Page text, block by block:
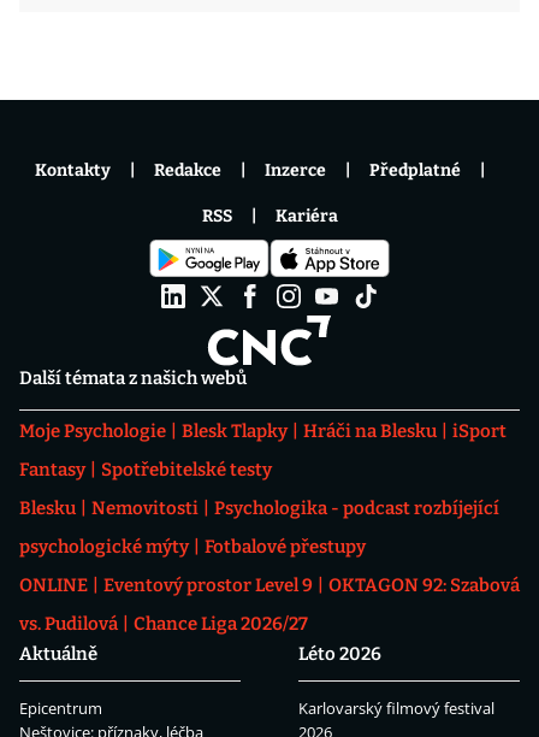
Další témata z našich webů
Moje Psychologie Blesk Tlapky Hráči na Blesku
iSport
Fantasy
Spotřebitelské testy
Blesku
Nemovitosti
Psychologika - podcast rozbíjející
psychologické mýty
Fotbalové přestupy
ONLINE
Eventový prostor Level 9
OKTAGON 92: Szabová
vs. Pudilová
Chance Liga 2026/27
Aktuálně
Epicentrum
Neštovice: příznaky, léčba
Léto 2026
Karlovarský filmový festival
2026
Kontakty Redakce Inzerce Předplatné
RSS Kariéra